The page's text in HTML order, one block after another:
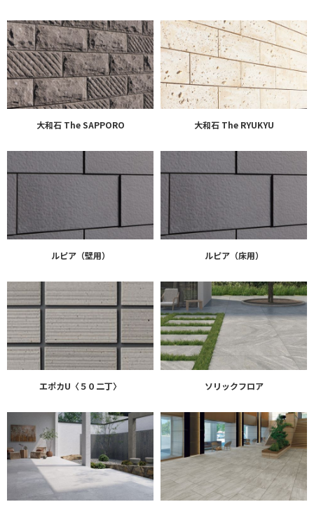
大和石 The SAPPORO 大和石 The RYUKYU
ルピア（壁用） ルピア（床用）
エポカU〈５０二丁〉 ソリックフロア